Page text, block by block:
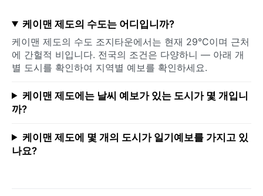
케이맨 제도의 수도는 어디입니까?
케이맨 제도의 수도 조지타운에서는 현재 29°C이며 근처
에 간헐적 비입니다. 전국의 조건은 다양하니 — 아래 개
별 도시를 확인하여 지역별 예보를 확인하세요.
케이맨 제도에는 날씨 예보가 있는 도시가 몇 개입니
까?
케이맨 제도에 몇 개의 도시가 일기예보를 가지고 있
나요?